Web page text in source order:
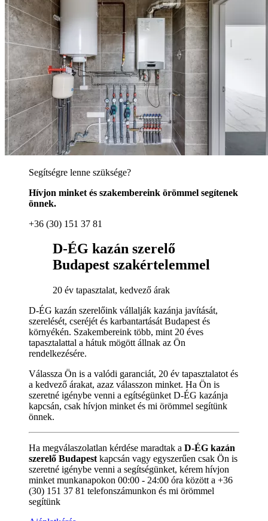
Segítségre lenne szüksége?
Hívjon minket és szakembereink örömmel segítenek
önnek.
+36 (30) 151 37 81
D-ÉG kazán szerelő
Budapest szakértelemmel
20 év tapasztalat, kedvező árak
D-ÉG kazán szerelőink vállalják kazánja javítását,
szerelését, cseréjét és karbantartását Budapest és
környékén. Szakembereink több, mint 20 éves
tapasztalattal a hátuk mögött állnak az Ön
rendelkezésére.
Válassza Ön is a valódi garanciát, 20 év tapasztalatot és
a kedvező árakat, azaz válasszon minket. Ha Ön is
szeretné igénybe venni a egítségünket D-ÉG kazánja
kapcsán, csak hívjon minket és mi örömmel segítünk
önnek.
Ha megválaszolatlan kérdése maradtak a D-ÉG kazán
szerelő Budapest kapcsán vagy egyszerűen csak Ön is
szeretné igénybe venni a segítségünket, kérem hívjon
minket munkanapokon 00:00 - 24:00 óra között a +36
(30) 151 37 81 telefonszámunkon és mi örömmel
segítünk